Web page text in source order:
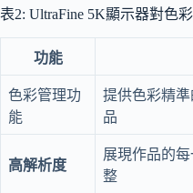
表2: UltraFine 5K顯示器對色
功能
色彩管理功
能
提供色彩精
品
高解析度
展現作品的
整